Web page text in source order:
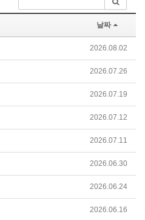
날짜
2026.08.02
2026.07.26
2026.07.19
2026.07.12
2026.07.11
2026.06.30
2026.06.24
2026.06.16